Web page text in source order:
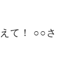
て！ ○○さ